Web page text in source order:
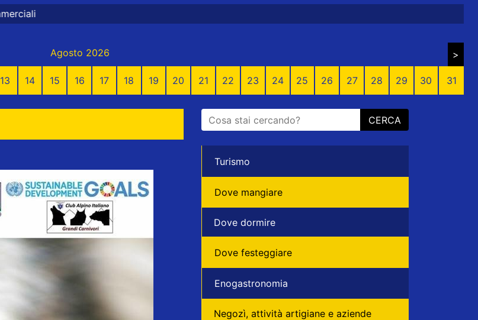
Agosto 2026 >
13 14 15 16 17 18 19 20 21 22 23 24 25 26 27 28 29 30 31
CERCA
Turismo
Dove mangiare
Dove dormire
Dove festeggiare
Enogastronomia
Negozì, attività artigiane e aziende